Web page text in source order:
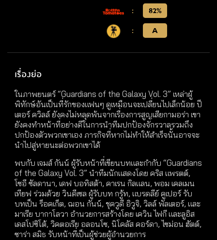
:
82%
:
A
เรื่องย่อ
ในภาพยนตร์ “Guardians of the Galaxy Vol. 3” เหล่าผู้
พิทักษ์อันเป็นที่รักของแฟนๆ ดูเหมือนจะเปลี่ยนไปเล็กน้อย ปี
เตอร์ ควิลล์ ยังคงไม่หลุดพ้นจากเรื่องการสูญเสียกามอร่า เขา
ยังคงทำหน้าที่อย่างดีในการนำทีมปกป้องจักรวาลรวมถึง
ปกป้องตัวพวกเขาเอง ภารกิจที่หากไม่ทำให้สำเร็จนั้นอาจจะ
นำไปสู่หายนะต่อพวกเขาได้
พบกับ เจมส์ กันน์ ผู้รับหน้าที่เขียนบทและกำกับ “Guardians
of the Galaxy Vol. 3” นำทีมนักแสดงโดย คริส แพรตต์,
โซอี ซัลดานา, เดฟ บอทิสต้า, คาเรน กิลแลน, พอม เคลเมน
เทียฟ ร่วมด้วย วินดีเซล ผู้รับบท กรู้ท, แบรดลีย์ คูเปอร์ รับ
บทเป็น ร็อคเก็ต, ฌอน กันน์, ชุควูดี อิวูจิ, วิลล์ พัลเตอร์, และ
มาเรีย บากาโลวา อำนวยการสร้างโดย เควิน ไฟกี และลูอิส
เดสโปซิโต้, วิคตอเรีย อลอนโซ, นิโคลัส คอร์ดา, ไซม่อน ฮัตต์,
ซาร่า สมิธ รับหน้าที่เป็นผู้ช่วยผู้อำนวยการ